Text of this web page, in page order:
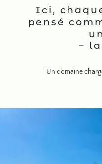
Ici,
pensé
–
Un domaine